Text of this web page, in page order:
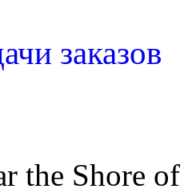
заказов
the Shore